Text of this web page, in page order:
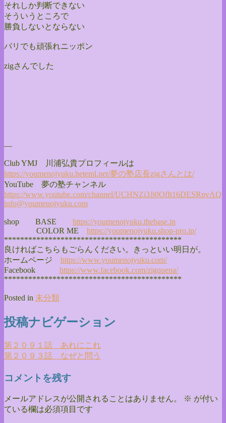
それしか判断できない
そういうところで
勝負しないとならない
パリでも頑張れニッポン
zigさんでした
—
Club YMJ 川浦弘貴プロフィールは
https://youmenojyuku.heteml.net/夢の塾店長zigさんとは/
YouTube 夢の塾チャンネル
https://www.youtube.com/channel/UCHNZi3Ji0OfIt16DESRpvAQ
info@youmenojyuku.com
shop BASE https://youmenojyuku.thebase.in
COLOR ME https://youmenojyuku.shop-pro.jp/
********************************************
良ければこちらもごらんください。きっといい明日が。
ホームページ https://www.youmenojyuku.com/
Facebook https://www.facebook.com/zigquena/
********************************************
Posted in 未分類
投稿ナビゲーション
第２０９１話 あれにこれ
第２０９３話 なぜと問う
コメントを残す
メールアドレスが公開されることはありません。 ※ が付い
ている欄は必須項目です